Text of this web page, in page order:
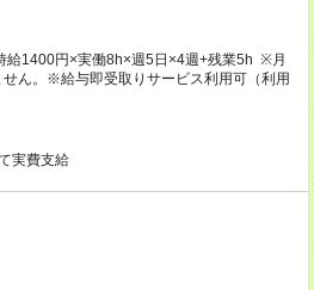
1400円×実働8h×週5日×4週+残業5h ※月
ん。※給与即受取りサービス利用可（利用
実費支給